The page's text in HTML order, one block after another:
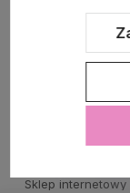
Sklep internetowy